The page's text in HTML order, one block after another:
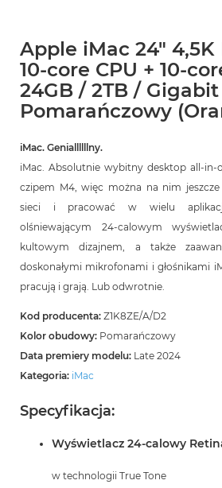
Apple iMac 24"
10-core CPU + 10-
24GB / 2TB /
Pomarańczowy
iMac. Geniallllllny.
iMac. Absolutnie wybitny desktop
czipem M4, więc można na nim
sieci i pracować w wielu
olśniewającym 24‑calowym
kultowym dizajnem, a także
doskonałymi mikrofonami i głośnikami
pracują i grają. Lub odwrotnie.
Kod producenta: Z1K8ZE/A/D2
Kolor obudowy: Pomarańczowy
Data premiery modelu: Late 2024
Kategoria: iMac
Specyfikacja:
Wyświetlacz 24-calowy
w technologii True Tone